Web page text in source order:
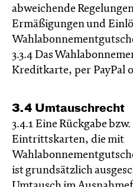
abweichende
Ermäßigungen und
3.3.4 Das
Kreditkarte, per PayPal
3.4 Umtauschrecht
3.4.1 Eine Rückgabe
Eintrittskarten, die mit
ist grundsätzlich